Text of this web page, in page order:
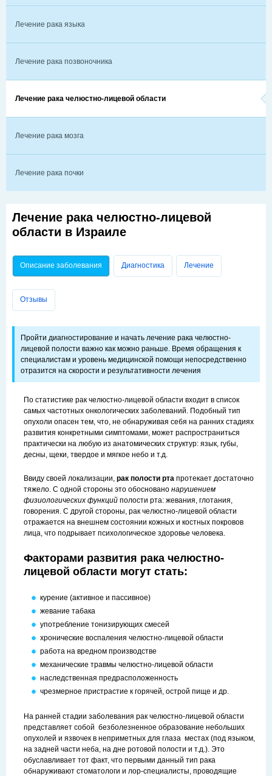
Лечение рака языка
Лечение рака позвоночника
Лечение рака челюстно-лицевой области
Лечение рака мозга
Лечение рака почки
Лечение рака челюстно-лицевой
области в Израиле
Главные вкладки
Описание заболевания (активная вкладка)
Диагностика Лечение
Отзывы
Пройти диагностирование и начать лечение рака челюстно-
лицевой полости важно как можно раньше. Время обращения к
специалистам и уровень медицинской помощи непосредственно
отразится на скорости и результативности лечения
По статистике рак челюстно-лицевой области входит в список
самых частотных онкологических заболеваний. Подобный тип
опухоли опасен тем, что, не обнаруживая себя на ранних стадиях
развития конкретными симптомами, может распространиться
практически на любую из анатомических структур: язык, губы,
десны, щеки, твердое и мягкое небо и т.д.
Ввиду своей локализации, рак полости рта протекает достаточно
тяжело. С одной стороны это обосновано нарушением
физиологических функций полости рта: жевания, глотания,
говорения. С другой стороны, рак челюстно-лицевой области
отражается на внешнем состоянии кожных и костных покровов
лица, что подрывает психологическое здоровье человека.
Факторами развития рака челюстно-
лицевой области могут стать:
курение (активное и пассивное)
жевание табака
употребление тонизирующих смесей
хронические воспаления челюстно-лицевой области
работа на вредном производстве
механические травмы челюстно-лицевой области
наследственная предрасположенность
чрезмерное пристрастие к горячей, острой пище и др.
На ранней стадии заболевания рак челюстно-лицевой области
представляет собой безболезненное образование небольших
опухолей и язвочек в неприметных для глаза местах (под языком,
на задней части неба, на дне ротовой полости и т.д.). Это
обуславливает тот факт, что первыми данный тип рака
обнаруживают стоматологи и лор-специалисты, проводящие